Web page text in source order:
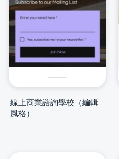
線上商業諮詢學校（編輯
風格）